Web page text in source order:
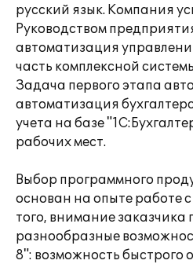
русский язык. Компания
Руководством
автоматизация
часть комплексной
Задача первого этапа
автоматизация
учета на базе
рабочих мест.
Выбор программного
основан на опыте работе
того, внимание заказчика
разнообразные
8": возможность быстрого